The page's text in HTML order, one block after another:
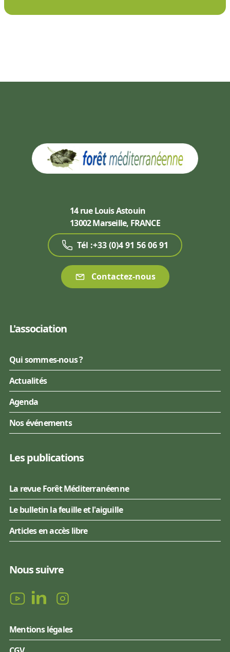
14 rue Louis Astouin
13002 Marseille, FRANCE
Tél :+33 (0)4 91 56 06 91
Contactez-nous
L'association
Qui sommes-nous ?
Actualités
Agenda
Nos événements
Les publications
La revue Forêt Méditerranéenne
Le bulletin la feuille et l'aiguille
Articles en accès libre
Nous suivre
Mentions légales